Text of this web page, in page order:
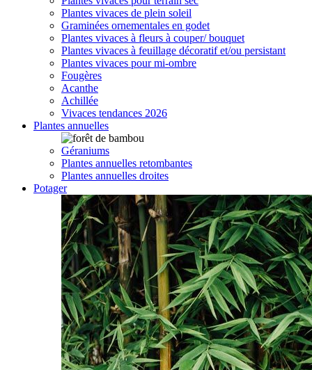
Plantes vivaces de plein soleil
Graminées ornementales en godet
Plantes vivaces à fleurs à couper/ bouquet
Plantes vivaces à feuillage décoratif et/ou persistant
Plantes vivaces pour mi-ombre
Fougères
Acanthe
Achillée
Vivaces tendances 2026
Plantes annuelles
Géraniums
Plantes annuelles retombantes
Plantes annuelles droites
Potager